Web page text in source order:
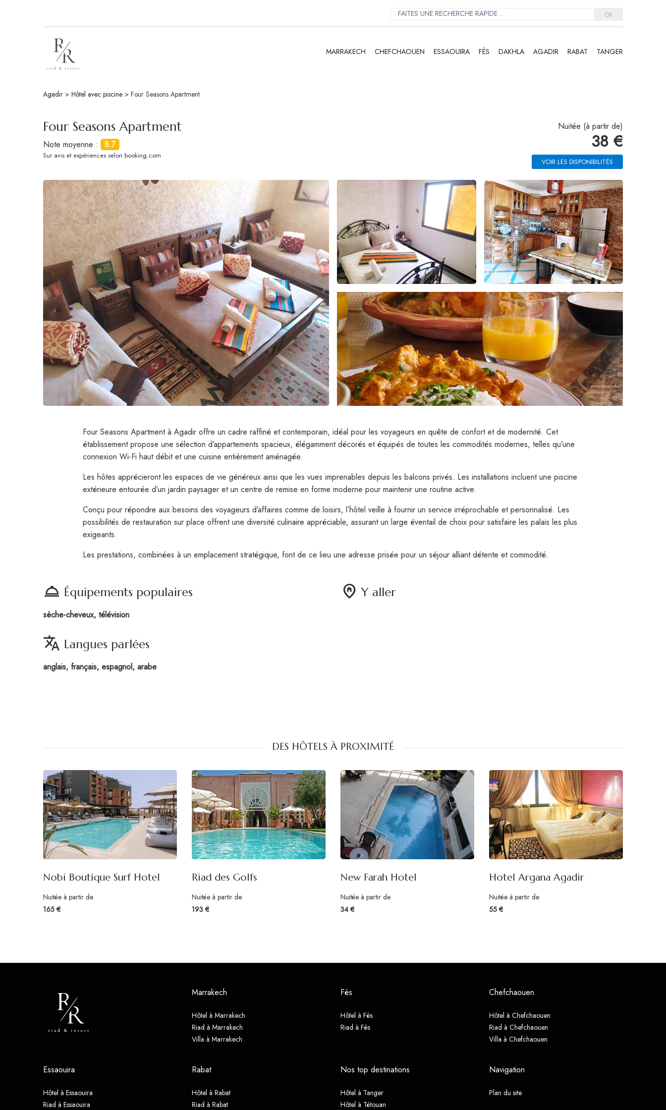
OK
MARRAKECH CHEFCHAOUEN ESSAOUIRA FÈS DAKHLA AGADIR RABAT TANGER
Agadir > Hôtel avec piscine > Four Seasons Apartment
Four Seasons Apartment
Note moyenne : 8.7
Sur avis et expériences selon booking.com
Nuitée (à partir de)
38 €
VOIR LES DISPONIBILITÉS
Four Seasons Apartment à Agadir offre un cadre raffiné et contemporain, idéal pour les voyageurs en quête de confort et de modernité. Cet
établissement propose une sélection d’appartements spacieux, élégamment décorés et équipés de toutes les commodités modernes, telles qu’une
connexion Wi-Fi haut débit et une cuisine entièrement aménagée.
Les hôtes apprécieront les espaces de vie généreux ainsi que les vues imprenables depuis les balcons privés. Les installations incluent une piscine
extérieure entourée d’un jardin paysager et un centre de remise en forme moderne pour maintenir une routine active.
Conçu pour répondre aux besoins des voyageurs d’affaires comme de loisirs, l’hôtel veille à fournir un service irréprochable et personnalisé. Les
possibilités de restauration sur place offrent une diversité culinaire appréciable, assurant un large éventail de choix pour satisfaire les palais les plus
exigeants.
Les prestations, combinées à un emplacement stratégique, font de ce lieu une adresse prisée pour un séjour alliant détente et commodité.
room_service Équipements populaires
sèche-cheveux, télévision
translate Langues parlées
anglais, français, espagnol, arabe
home_pin Y aller
DES HÔTELS À PROXIMITÉ
Nobi Boutique Surf Hotel
Nuitée à partir de
165 €
Riad des Golfs
Nuitée à partir de
193 €
New Farah Hotel
Nuitée à partir de
34 €
Hotel Argana Agadir
Nuitée à partir de
55 €
Marrakech
Hôtel à Marrakech
Riad à Marrakech
Villa à Marrakech
Fès
Hôtel à Fès
Riad à Fès
Chefchaouen
Hôtel à Chefchaouen
Riad à Chefchaouen
Villa à Chefchaouen
Essaouira
Hôtel à Essaouira
Riad à Essaouira
Rabat
Hôtel à Rabat
Riad à Rabat
Nos top destinations
Hôtel à Tanger
Hôtel à Tétouan
Navigation
Plan du site